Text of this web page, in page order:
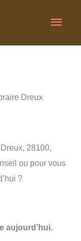
Dreux
28100,
ou pour vous
?
aujourd’hui.